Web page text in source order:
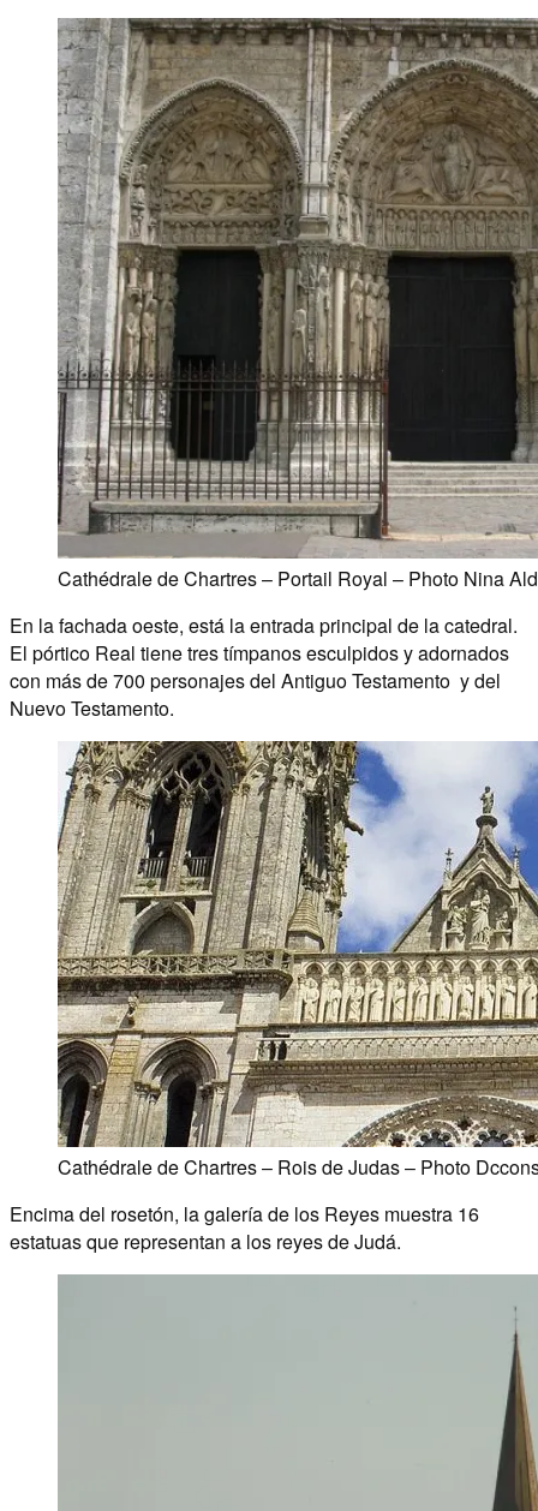
Cathédrale de Chartres – Portail Royal – Photo Nina
En la fachada oeste, está la entrada principal de la catedral.
El pórtico Real tiene tres tímpanos esculpidos y adornados
con más de 700 personajes del Antiguo Testamento y del
Nuevo Testamento.
Cathédrale de Chartres – Rois de Judas – Photo
Encima del rosetón, la galería de los Reyes muestra 16
estatuas que representan a los reyes de Judá.